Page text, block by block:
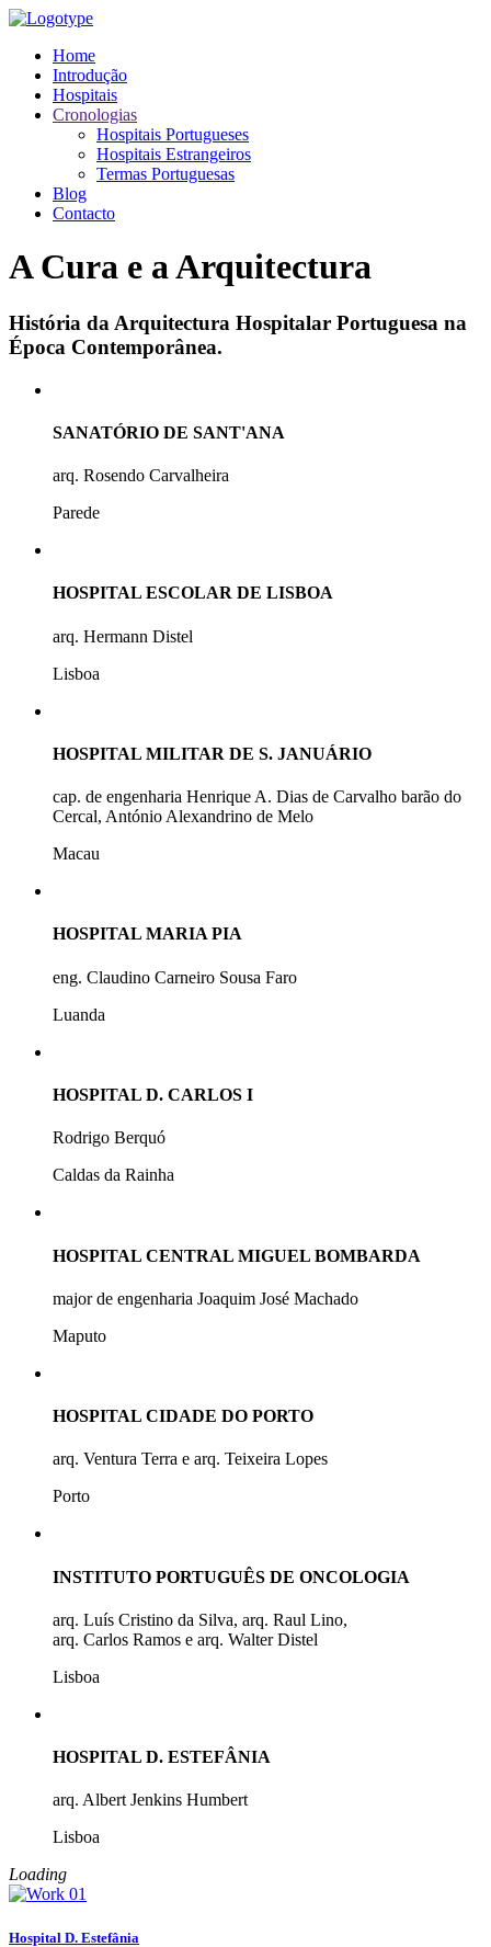
Home
Introdução
Hospitais
Cronologias
Hospitais Portugueses
Hospitais Estrangeiros
Termas Portuguesas
Blog
Contacto
A Cura e a Arquitectura
História da Arquitectura Hospitalar Portuguesa na
Época Contemporânea.
SANATÓRIO DE SANT'ANA
arq. Rosendo Carvalheira
Parede
HOSPITAL ESCOLAR DE LISBOA
arq. Hermann Distel
Lisboa
HOSPITAL MILITAR DE S. JANUÁRIO
cap. de engenharia Henrique A. Dias de Carvalho barão do
Cercal, António Alexandrino de Melo
Macau
HOSPITAL MARIA PIA
eng. Claudino Carneiro Sousa Faro
Luanda
HOSPITAL D. CARLOS I
Rodrigo Berquó
Caldas da Rainha
HOSPITAL CENTRAL MIGUEL BOMBARDA
major de engenharia Joaquim José Machado
Maputo
HOSPITAL CIDADE DO PORTO
arq. Ventura Terra e arq. Teixeira Lopes
Porto
INSTITUTO PORTUGUÊS DE ONCOLOGIA
arq. Luís Cristino da Silva, arq. Raul Lino,
arq. Carlos Ramos e arq. Walter Distel
Lisboa
HOSPITAL D. ESTEFÂNIA
arq. Albert Jenkins Humbert
Lisboa
Loading
Hospital D. Estefânia